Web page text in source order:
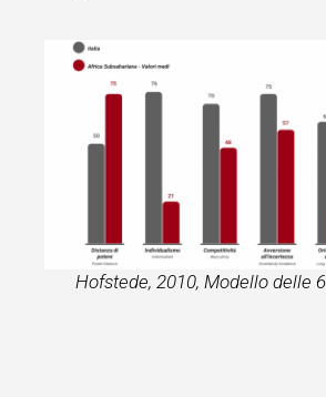
Hofstede, 2010, Modello delle